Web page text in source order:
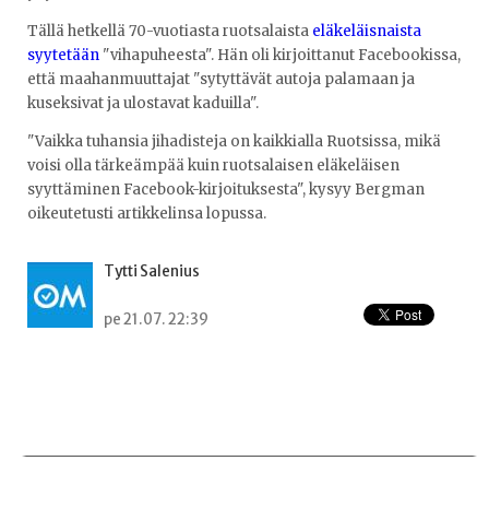
Tällä hetkellä 70-vuotiasta ruotsalaista eläkeläisnaista
syytetään "vihapuheesta". Hän oli kirjoittanut Facebookissa,
että maahanmuuttajat "sytyttävät autoja palamaan ja
kuseksivat ja ulostavat kaduilla".
"Vaikka tuhansia jihadisteja on kaikkialla Ruotsissa, mikä
voisi olla tärkeämpää kuin ruotsalaisen eläkeläisen
syyttäminen Facebook-kirjoituksesta", kysyy Bergman
oikeutetusti artikkelinsa lopussa.
Tytti Salenius
pe 21.07. 22:39